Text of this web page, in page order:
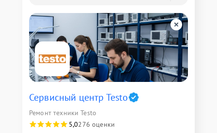
Сервисный центр Testo
Ремонт техники Testo
5,0276 оценки